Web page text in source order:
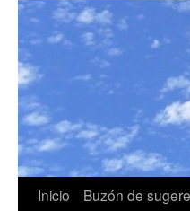
Inicio
Buzón de